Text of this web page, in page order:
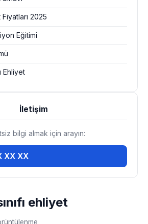
ehliyet
2025
Eğitimi
Ehliyet
İletişim
bilgi almak için arayın:
XX XX